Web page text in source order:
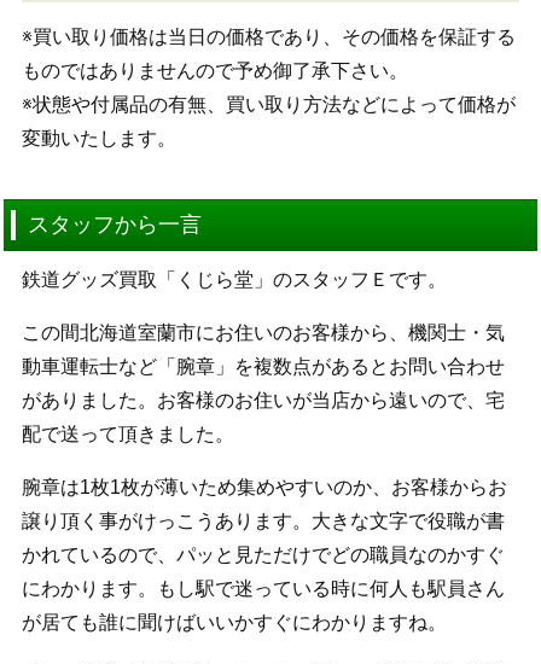
※買い取り価格は当日の価格であり、その価格を保証する
ものではありませんので予め御了承下さい。
※状態や付属品の有無、買い取り方法などによって価格が
変動いたします。
スタッフから一言
鉄道グッズ買取「くじら堂」のスタッフＥです。
この間北海道室蘭市にお住いのお客様から、機関士・気
動車運転士など「腕章」を複数点があるとお問い合わせ
がありました。お客様のお住いが当店から遠いので、宅
配で送って頂きました。
腕章は1枚1枚が薄いため集めやすいのか、お客様からお
譲り頂く事がけっこうあります。大きな文字で役職が書
かれているので、パッと見ただけでどの職員なのかすぐ
にわかります。もし駅で迷っている時に何人も駅員さん
が居ても誰に聞けばいいかすぐにわかりますね。